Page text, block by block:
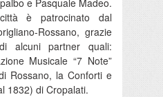
città è patrocinato dal
Rossano, grazie
alcuni partner quali:
Musicale “7 Note”
Rossano, la Conforti e
1832) di Cropalati.